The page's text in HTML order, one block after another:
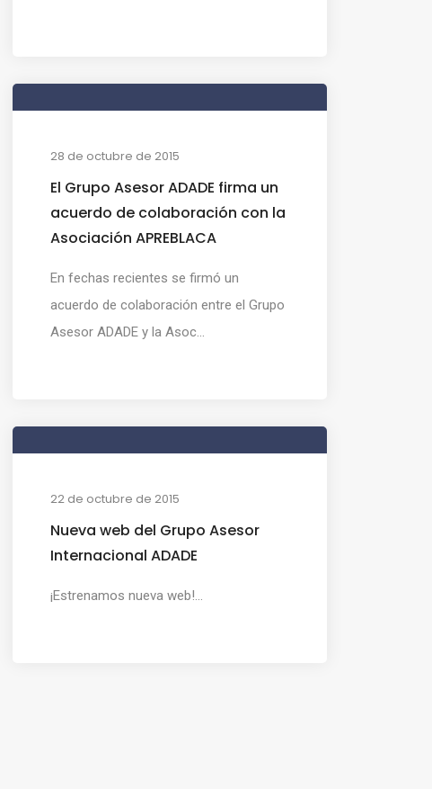
28 de octubre de 2015
El Grupo Asesor ADADE firma un
acuerdo de colaboración con la
Asociación APREBLACA
En fechas recientes se firmó un
acuerdo de colaboración entre el Grupo
Asesor ADADE y la Asoc...
22 de octubre de 2015
Nueva web del Grupo Asesor
Internacional ADADE
¡Estrenamos nueva web!...